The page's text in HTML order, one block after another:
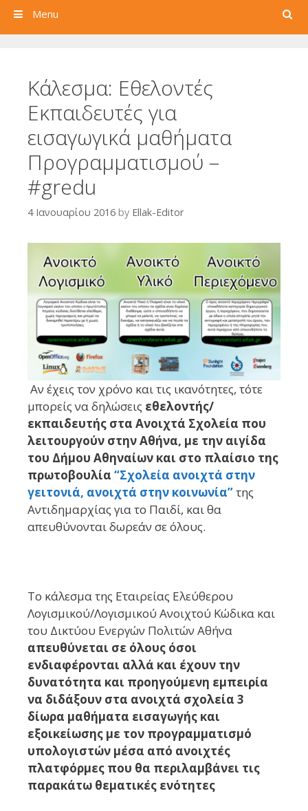
Search
Menu
Κάλεσμα: Εθελοντές
Εκπαιδευτές για
εισαγωγικά μαθήματα
Προγραμματισμού –
#gredu
4 Ιανουαρίου 2016 by Ellak-Editor
Αν έχεις τον χρόνο και τις ικανότητες, τότε
μπορείς να δηλώσεις εθελοντής/
εκπαιδευτής στα Ανοιχτά Σχολεία που
λειτουργούν στην Αθήνα, με την αιγίδα
του Δήμου Αθηναίων και στο πλαίσιο της
πρωτοβουλία “Σχολεία ανοιχτά στην
γειτονιά, ανοιχτά στην κοινωνία”της
Αντιδημαρχίας για το Παιδί, και θα
απευθύνονται δωρεάν σε όλους.
Το κάλεσμα της Εταιρείας Ελεύθερου
Λογισμικού/Λογισμικού Ανοιχτού Κώδικα και
του Δικτύου Ενεργών Πολιτών Αθήνα
απευθύνεται σε όλους όσοι
ενδιαφέρονται αλλά και έχουν την
δυνατότητα και προηγούμενη εμπειρία
να διδάξουν στα ανοιχτά σχολεία 3
δίωρα μαθήματα εισαγωγής και
εξοικείωσης με τον προγραμματισμό
υπολογιστών μέσα από ανοιχτές
πλατφόρμες που θα περιλαμβάνει τις
παρακάτω θεματικές ενότητες